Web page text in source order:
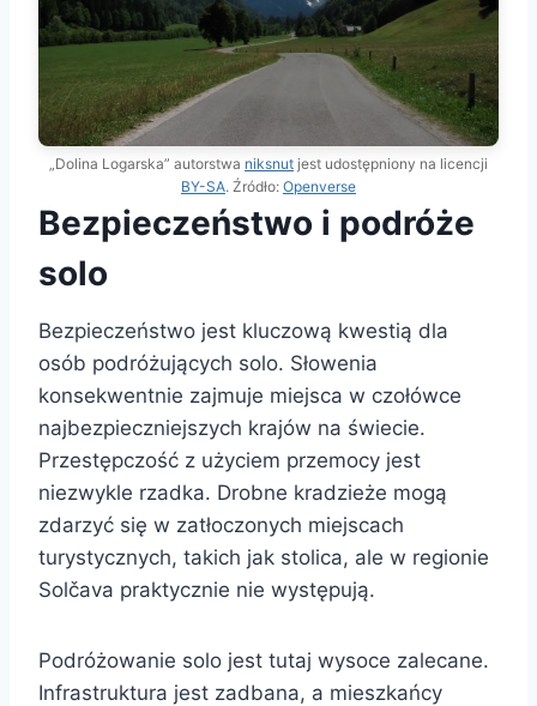
„Dolina Logarska” autorstwa niksnut jest udostępniony na licencji
BY-SA. Źródło: Openverse
Bezpieczeństwo i podróże
solo
Bezpieczeństwo jest kluczową kwestią dla
osób podróżujących solo. Słowenia
konsekwentnie zajmuje miejsca w czołówce
najbezpieczniejszych krajów na świecie.
Przestępczość z użyciem przemocy jest
niezwykle rzadka. Drobne kradzieże mogą
zdarzyć się w zatłoczonych miejscach
turystycznych, takich jak stolica, ale w regionie
Solčava praktycznie nie występują.
Podróżowanie solo jest tutaj wysoce zalecane.
Infrastruktura jest zadbana, a mieszkańcy